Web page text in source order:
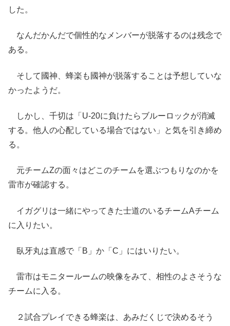
した。
なんだかんだで個性的なメンバーが脱落するのは残念で
ある。
そして國神、蜂楽も國神が脱落することは予想していな
かったようだ。
しかし、千切は「U-20に負けたらブルーロックが消滅
する。他人の心配している場合ではない」と気を引き締め
る。
元チームZの面々はどこのチームを選ぶつもりなのかを
雷市が確認する。
イガグリは一緒にやってきた士道のいるチームAチーム
に入りたい。
臥牙丸は直感で「B」か「C」にはいりたい。
雷市はモニタールームの映像をみて、相性のよさそうな
チームに入る。
２試合プレイできる蜂楽は、あみだくじで決めるそう